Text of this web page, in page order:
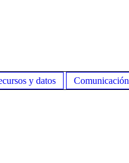
y datos Comunicación